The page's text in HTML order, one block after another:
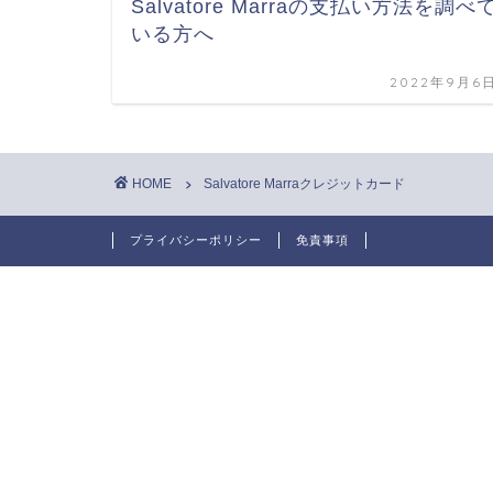
Salvatore Marraの支払い方法を調べ
いる方へ
2022年9月6
HOME Salvatore Marraクレジットカード
プライバシーポリシー 免責事項